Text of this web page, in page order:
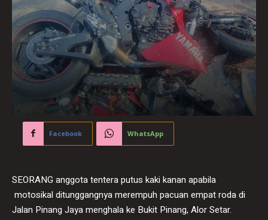
Facebook WhatsApp
SEORANG anggota tentera putus kaki kanan apabila
motosikal ditunggangnya merempuh pacuan empat roda di
Jalan Pinang Jaya menghala ke Bukit Pinang, Alor Setar.